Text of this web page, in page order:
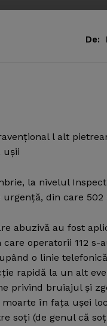
De:
l alt
uşii
la nivelul
din care
abuzivă au fost
care operatorii 112
o linie
rapidă la un alt
privind bruiajul şi
în faţa uşei
soţi (de genul că